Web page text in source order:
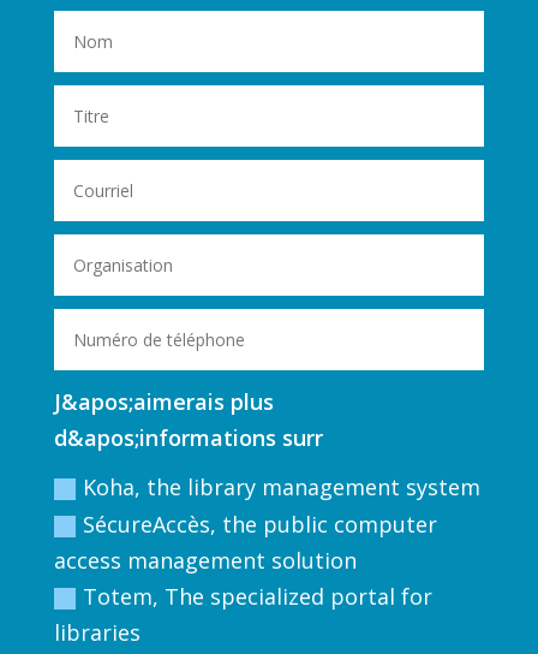
J&apos;aimerais plus
d&apos;informations surr
Koha, the library management system
SécureAccès, the public computer
access management solution
Totem, The specialized portal for
libraries